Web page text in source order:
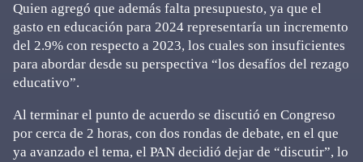
Quien agregó que además falta presupuesto, ya que el
gasto en educación para 2024 representaría un incremento
del 2.9% con respecto a 2023, los cuales son insuficientes
para abordar desde su perspectiva “los desafíos del rezago
educativo”.
Al terminar el punto de acuerdo se discutió en Congreso
por cerca de 2 horas, con dos rondas de debate, en el que
ya avanzado el tema, el PAN decidió dejar de “discutir”, lo